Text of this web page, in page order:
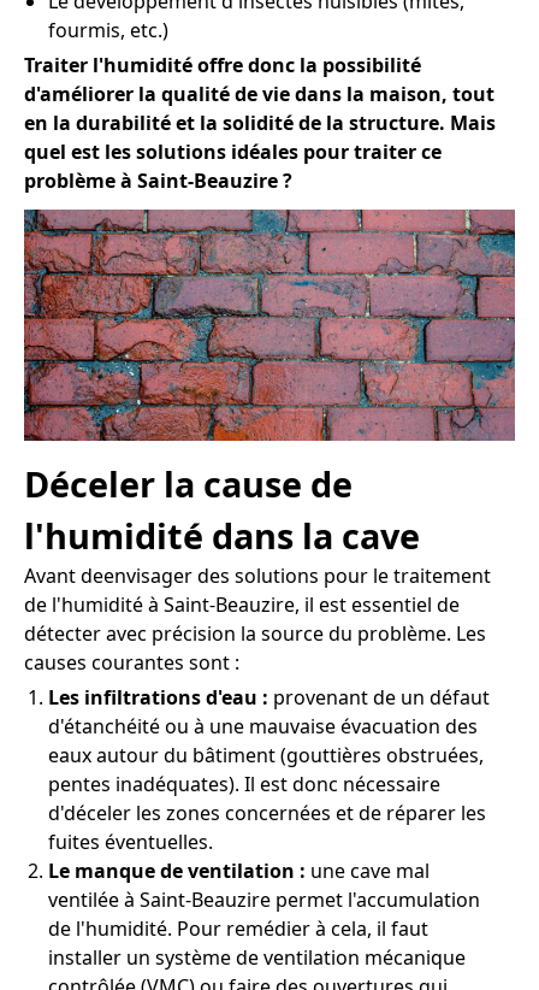
fourmis, etc.)
Traiter l'humidité offre donc la possibilité
d'améliorer la qualité de vie dans la maison, tout
en la durabilité et la solidité de la structure. Mais
quel est les solutions idéales pour traiter ce
problème à Saint-Beauzire ?
Déceler la cause de
l'humidité dans la cave
Avant deenvisager des solutions pour le traitement
de l'humidité à Saint-Beauzire, il est essentiel de
détecter avec précision la source du problème. Les
causes courantes sont :
Les infiltrations d'eau : provenant de un défaut
d'étanchéité ou à une mauvaise évacuation des
eaux autour du bâtiment (gouttières obstruées,
pentes inadéquates). Il est donc nécessaire
d'déceler les zones concernées et de réparer les
fuites éventuelles.
Le manque de ventilation : une cave mal
ventilée à Saint-Beauzire permet l'accumulation
de l'humidité. Pour remédier à cela, il faut
installer un système de ventilation mécanique